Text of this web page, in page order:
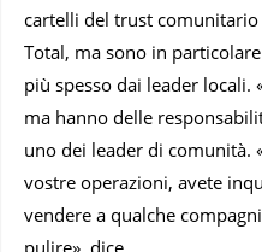
cartelli del trust
Total, ma sono in
più spesso dai leader locali.
ma hanno delle
uno dei leader di comunità.
vostre operazioni, avete
vendere a qualche
pulire», dice.